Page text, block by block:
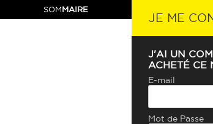
SOMMAIRE
JE ME
J'AI UN
ACHETÉ CE
E-mail
Mot de Passe